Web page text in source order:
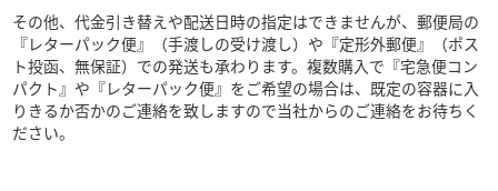
その他、代金引き替えや配送日時の指定はできませんが、郵便局の
『レターパック便』（手渡しの受け渡し）や『定形外郵便』（ポス
ト投函、無保証）での発送も承わります。複数購入で『宅急便コン
パクト』や『レターパック便』をご希望の場合は、既定の容器に入
りきるか否かのご連絡を致しますので当社からのご連絡をお待ちく
ださい。